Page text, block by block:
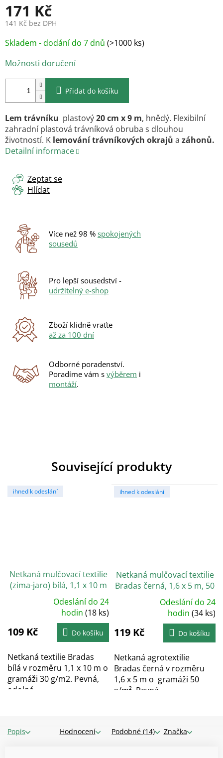
171 Kč
141 Kč bez DPH
Měrná
cena:
Skladem - dodání do 7 dnů (>1000 ks)
Možnosti doručení
Přidat do košíku
Lem trávníku plastový20 cm x 9 m, hnědý. Flexibilní
zahradní plastová trávníková obruba s dlouhou
životností. K lemování trávníkových okrajů a záhonů.
Detailní informace
Zeptat se
Hlídat
Více než 98 % spokojených
sousedů
Pro lepší sousedství -
udržitelný e-shop
Zboží klidně vraťte
až za 100 dní
Odborné poradenství.
Poradíme vám s výběrem i
montáží.
Související produkty
ihned k odeslání
Netkaná mulčovací textilie
(zima-jaro) bílá, 1,1 x 10 m
5,0
z
Odeslání do 24
hodin(18 ks)
109 Kč Do košíku
Netkaná textilie Bradas
bílá v rozměru 1,1 x 10 m o
gramáži 30 g/m2. Pevná,
odolná...
ihned k odeslání
Netkaná mulčovací textilie
Bradas černá, 1,6 x 5 m, 50
g/m2
5,0
z
Odeslání do 24
hodin(34 ks)
119 Kč Do košíku
Netkaná agrotextilie
Bradas černá v rozměru
1,6 x 5 m o gramáži 50
g/m². Pevná,...
Popis Podobné (14)
Hodnocení Značka